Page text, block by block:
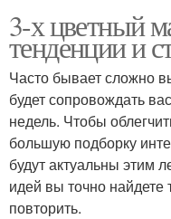
3-х цветный
тенденции и
Часто бывает сложно
будет сопровождать
недель. Чтобы
большую подборку
будут актуальны этим
идей вы точно найдете
повторить.